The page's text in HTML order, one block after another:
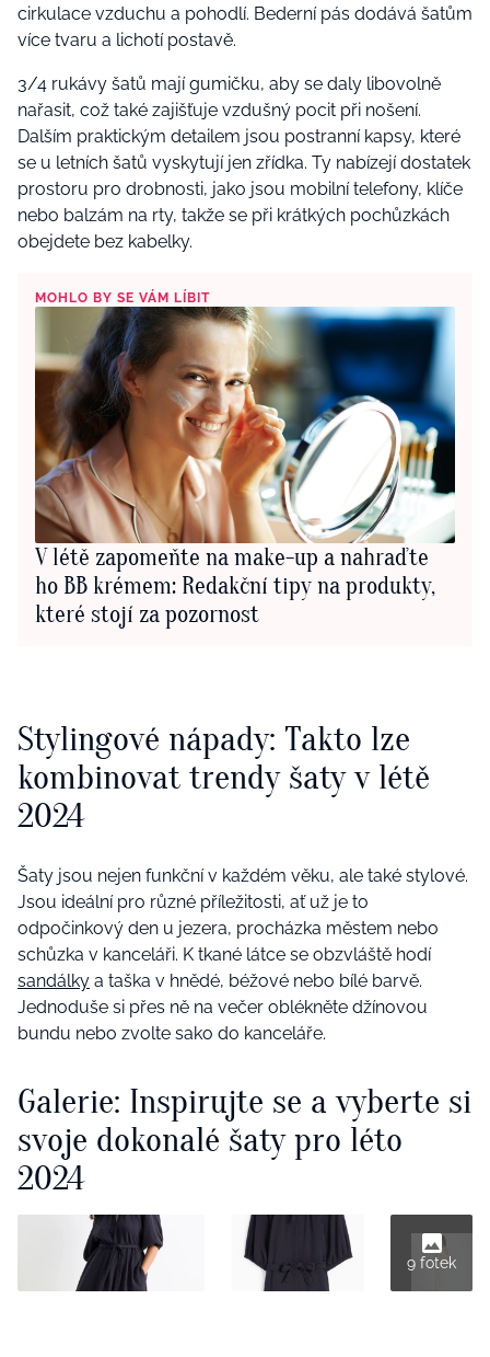
cirkulace vzduchu a pohodlí. Bederní pás dodává šatům
více tvaru a lichotí postavě.
3/4 rukávy šatů mají gumičku, aby se daly libovolně
nařasit, což také zajišťuje vzdušný pocit při nošení.
Dalším praktickým detailem jsou postranní kapsy, které
se u letních šatů vyskytují jen zřídka. Ty nabízejí dostatek
prostoru pro drobnosti, jako jsou mobilní telefony, klíče
nebo balzám na rty, takže se při krátkých pochůzkách
obejdete bez kabelky.
MOHLO BY SE VÁM LÍBIT
V létě zapomeňte na make-up a nahraďte
ho BB krémem: Redakční tipy na produkty,
které stojí za pozornost
Stylingové nápady: Takto lze
kombinovat trendy šaty v létě
2024
Šaty jsou nejen funkční v každém věku, ale také stylové.
Jsou ideální pro různé příležitosti, ať už je to
odpočinkový den u jezera, procházka městem nebo
schůzka v kanceláři. K tkané látce se obzvláště hodí
sandálky a taška v hnědé, béžové nebo bílé barvě.
Jednoduše si přes ně na večer oblékněte džínovou
bundu nebo zvolte sako do kanceláře.
Galerie: Inspirujte se a vyberte si
svoje dokonalé šaty pro léto
2024
9 fotek